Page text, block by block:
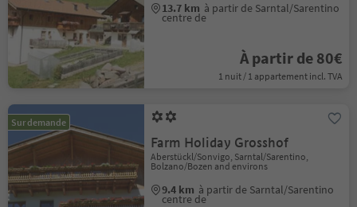
13.7 km à partir de Sarntal/Sarentino
centre de
À partir de 80€
1 nuit / 1 appartement incl. TVA
Sur demande
Farm Holiday Grosshof
Aberstückl/Sonvigo, Sarntal/Sarentino,
Bolzano/Bozen and environs
9.4 km à partir de Sarntal/Sarentino
centre de